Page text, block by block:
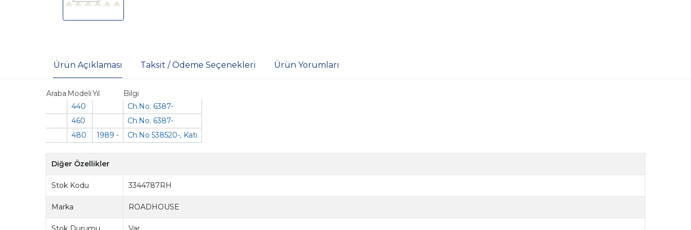
Ürün Açıklaması Taksit / Ödeme Seçenekleri Ürün Yorumları
Araba ModeliYıl
Bilgi
440
Ch.No. 6387-
460
Ch.No. 6387-
480
1989 - Ch.No 538520-, Katı
Diğer Özellikler
Stok Kodu 3344787RH
Marka ROADHOUSE